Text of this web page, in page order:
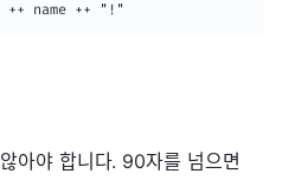
++ name ++ "!"
아야 합니다. 90자를 넘으면